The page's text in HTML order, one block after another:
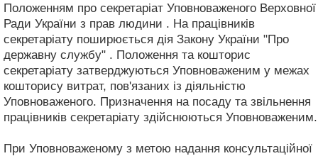
Положенням про секретаріат Уповноваженого Верховної
Ради України з прав людини . На працівників
секретаріату поширюється дія Закону України "Про
державну службу" . Положення та кошторис
секретаріату затверджуються Уповноваженим у межах
кошторису витрат, пов'язаних із діяльністю
Уповноваженого. Призначення на посаду та звільнення
працівників секретаріату здійснюються Уповноваженим.
При Уповноваженому з метою надання консультаційної